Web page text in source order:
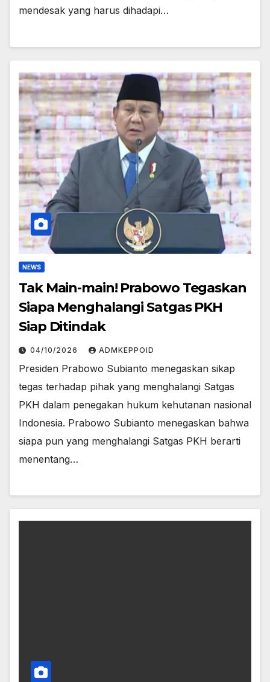
mendesak yang harus dihadapi…
NEWS
Tak Main-main! Prabowo Tegaskan
Siapa Menghalangi Satgas PKH
Siap Ditindak
04/10/2026 ADMKEPPOID
Presiden Prabowo Subianto menegaskan sikap
tegas terhadap pihak yang menghalangi Satgas
PKH dalam penegakan hukum kehutanan nasional
Indonesia. Prabowo Subianto menegaskan bahwa
siapa pun yang menghalangi Satgas PKH berarti
menentang…